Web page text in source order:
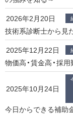
2026年2月20日
技術系診断士から見
2025年12月22日
物価高・賃金高・採
2025年10月24日
今日からできる補助